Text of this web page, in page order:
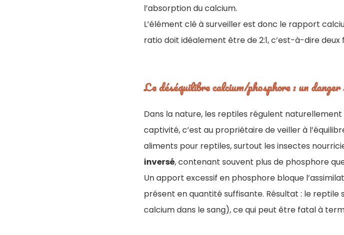
l’absorption du calcium.
L’élément clé à surveiller est donc le rapport
ratio doit idéalement être de 2:1, c’est-à-dire
Le déséquilibre calcium/phosphore : un
Dans la nature, les reptiles régulent
captivité, c’est au propriétaire de veiller à
aliments pour reptiles, surtout les insectes
inversé, contenant souvent plus de phosphore
Un apport excessif en phosphore bloque
présent en quantité suffisante. Résultat : le
calcium dans le sang), ce qui peut être fatal à